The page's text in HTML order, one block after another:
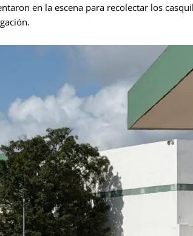
en la escena para recolectar los